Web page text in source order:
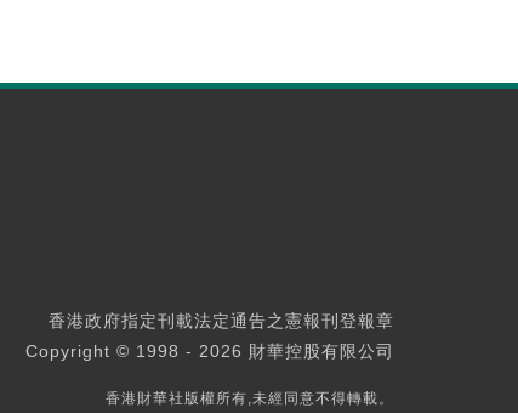
香港政府指定刊載法定通告之憲報刊登報章
Copyright © 1998 - 2026 財華控股有限公司
香港財華社版權所有,未經同意不得轉載。